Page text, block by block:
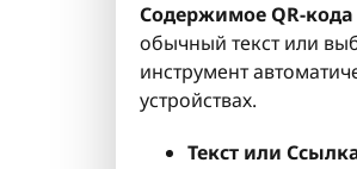
Содержимое QR-кода
обычный текст или
инструмент
устройствах.
Текст или